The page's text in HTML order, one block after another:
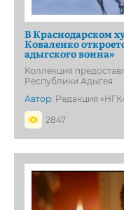
В Краснодарском
Коваленко
адыгского воина»
Коллекция
Республики Адыгея
Автор: Редакция
2847